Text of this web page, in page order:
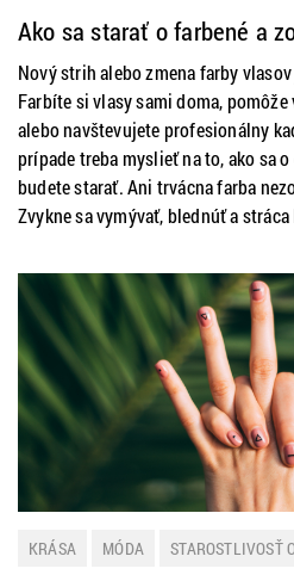
Ako sa starať o farbené a
Nový strih alebo zmena farby
Farbíte si vlasy sami doma,
alebo navštevujete profesionálny
prípade treba myslieť na to, ako sa
budete starať. Ani trvácna farba
Zvykne sa vymývať, blednúť a
KRÁSA MÓDA STAROSTLIVOSŤ